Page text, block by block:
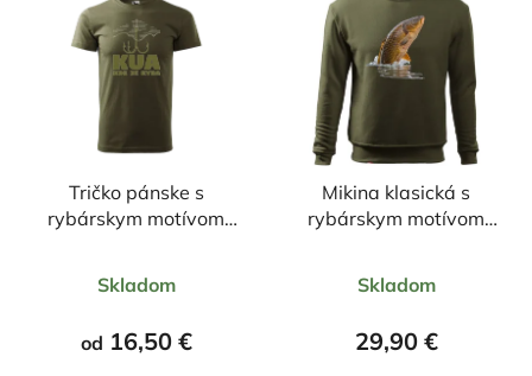
Tričko pánske s
rybárskym motívom
hodnotenie
produktu
je
Skladom
od 16,50 €
Mikina klasická s
rybárskym motívom
hodnotenie
produktu
Skladom
29,90 €